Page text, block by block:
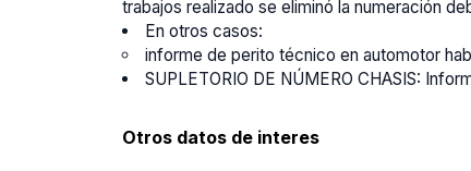
trabajos realizado se eliminó la numeración
En otros casos:
informe de perito técnico en automotor
SUPLETORIO DE NÚMERO CHASIS:
Otros datos de interes